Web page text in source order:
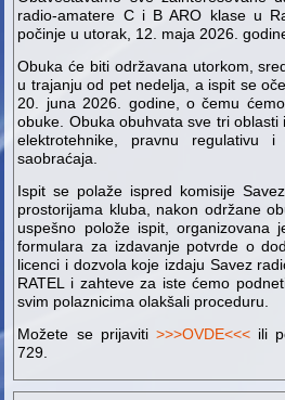
radio-amatere C i B ARO klase u
počinje u utorak, 12. maja 2026.
Obuka će biti održavana utorkom,
u trajanju od pet nedelja, a ispit se
20. juna 2026. godine, o čemu
obuke. Obuka obuhvata sve tri
elektrotehnike, pravnu regulativu i
saobraćaja.
Ispit se polaže ispred komisije
prostorijama kluba, nakon održane
uspešno polože ispit, organizovana
formulara za izdavanje potvrde o
licenci i dozvola koje izdaju Savez
RATEL i zahteve za iste ćemo
svim polaznicima olakšali proceduru.
Možete se prijaviti >>>OVDE<<<ili
729.